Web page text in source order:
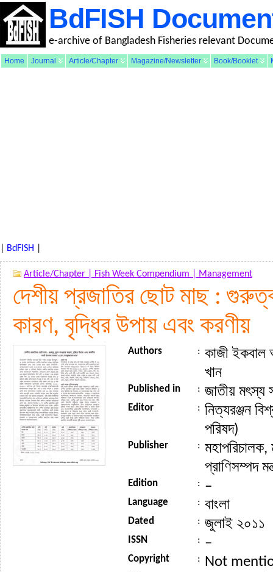
BdFISH
e-archive of Bangladesh Fisheries relevant
Home Journal Article/Chapter Magazine/Newsletter Book/Booklet
BdFISH
Article/Chapter | Fish Week Compendium | Management
দেশীয় প্রজাতির ছোট মাছ :
কারণ, বৃদ্ধির উপায় এবং করণীয়
Authors : কাজী ইকবাল
খান
Published in : জাতীয়
Editor : নিত্যরঞ্জন
পরিষদ)
Publisher :
প্রাণিসম্পদ
Edition : –
Language : বাংলা
Dated : জুলাই ২০১১
ISSN : –
Copyright : Not